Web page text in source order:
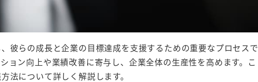
彼らの成長と企業の目標達成を支援するための重要なプロセスで
ョン向上や業績改善に寄与し、企業全体の生産性を高めます。こ
法について詳しく解説します。